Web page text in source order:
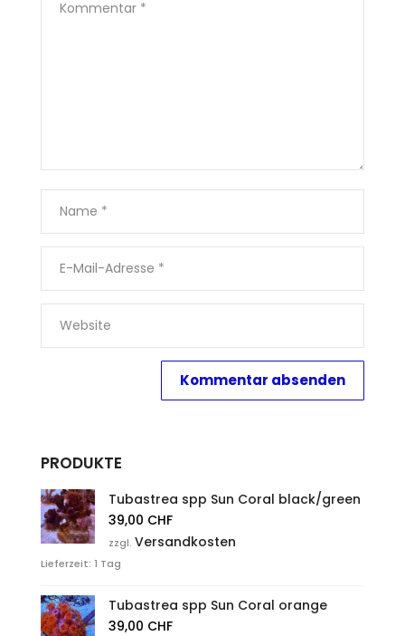
PRODUKTE
Tubastrea spp Sun Coral black/green
39,00 CHF
zzgl. Versandkosten
Lieferzeit: 1 Tag
Tubastrea spp Sun Coral orange
39,00 CHF